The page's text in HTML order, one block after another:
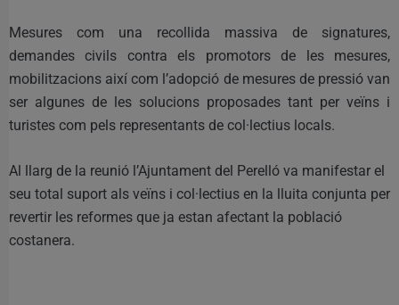
Mesures com una recollida massiva de signatures,
demandes civils contra els promotors de les mesures,
mobilitzacions així com l’adopció de mesures de pressió van
ser algunes de les solucions proposades tant per veïns i
turistes com pels representants de col·lectius locals.
Al llarg de la reunió l’Ajuntament del Perelló va manifestar el
seu total suport als veïns i col·lectius en la lluita conjunta per
revertir les reformes que ja estan afectant la població
costanera.